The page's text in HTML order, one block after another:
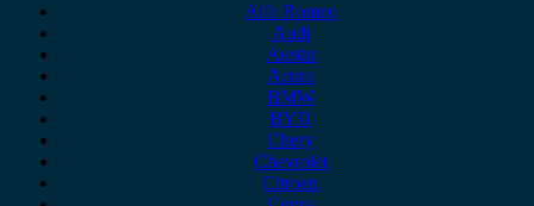
Alfa Romeo
Audi
Austin
Acura
BMW
BYD
Chery
Chevrolet
Citroen